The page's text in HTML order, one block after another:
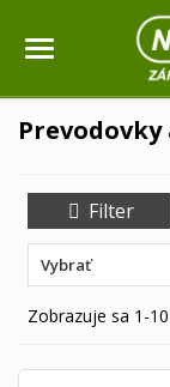
Filter
Vybrať
Zobrazuje sa 1-